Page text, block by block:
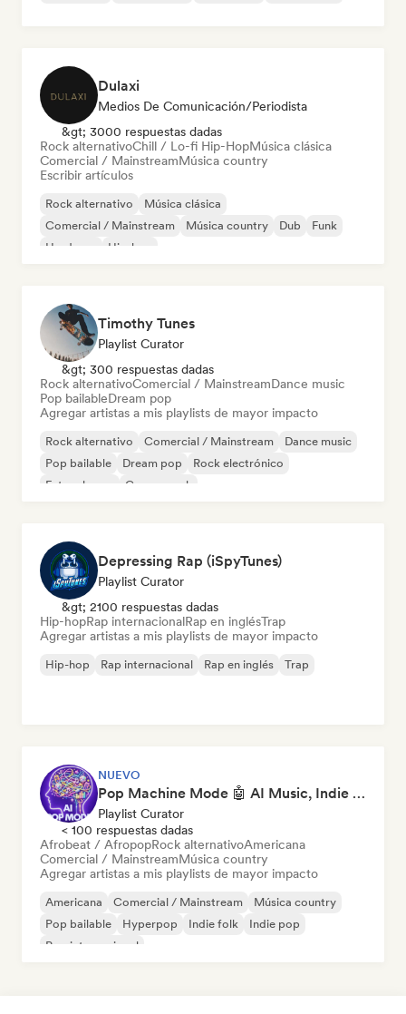
Dulaxi
Medios De Comunicación/Periodista
&gt; 3000 respuestas dadas
Rock alternativoChill / Lo-fi Hip-HopMúsica clásica
Comercial / MainstreamMúsica country
Escribir artículos
Rock alternativo
Música clásica
Comercial / Mainstream
Música country Dub
Funk
Hardcore
Hip-hop
Timothy Tunes
Playlist Curator
&gt; 300 respuestas dadas
Rock alternativoComercial / MainstreamDance music
Pop bailableDream pop
Agregar artistas a mis playlists de mayor impacto
Rock alternativo Comercial / Mainstream
Dance music
Pop bailable
Dream pop
Rock electrónico
Future house
Garage rock
Depressing Rap (iSpyTunes)
Playlist Curator
&gt; 2100 respuestas dadas
Hip-hopRap internacionalRap en inglésTrap
Agregar artistas a mis playlists de mayor impacto
Hip-hop Rap internacional Rap en inglés Trap
NUEVO
Pop Machine Mode 🤖 AI Music, Indie Pop & Dream Pop
Playlist Curator
< 100 respuestas dadas
Afrobeat / AfropopRock alternativoAmericana
Comercial / MainstreamMúsica country
Agregar artistas a mis playlists de mayor impacto
Americana Comercial / Mainstream
Música country
Pop bailable
Hyperpop Indie folk
Indie pop
Pop internacional